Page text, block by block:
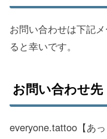
お問い合わせは下記
ると幸いです。
お問い合わせ先
everyone.tattoo【あ